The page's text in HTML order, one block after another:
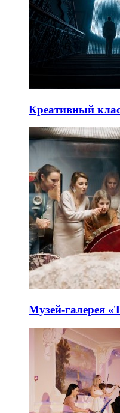
Креативный
Музей-галерея